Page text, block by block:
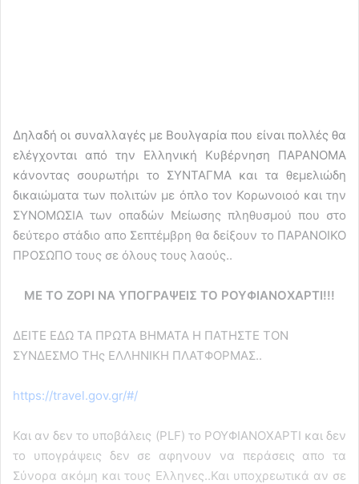
Δηλαδή οι συναλλαγές με Βουλγαρία που είναι πολλές θα
ελέγχονται από την Ελληνική Κυβέρνηση ΠΑΡΑΝΟΜΑ
κάνοντας σουρωτήρι το ΣΥΝΤΑΓΜΑ και τα θεμελιώδη
δικαιώματα των πολιτών με όπλο τον Κορωνοιοό και την
ΣΥΝΟΜΩΣΙΑ των οπαδών Μείωσης πληθυσμού που στο
δεύτερο στάδιο απο Σεπτέμβρη θα δείξουν το ΠΑΡΑΝΟΙΚΟ
ΠΡΟΣΩΠΟ τους σε όλους τους λαούς..
ΜΕ ΤΟ ΖΟΡΙ ΝΑ ΥΠΟΓΡΑΨΕΙΣ ΤΟ ΡΟΥΦΙΑΝΟΧΑΡΤΙ!!!
ΔΕΙΤΕ ΕΔΩ ΤΑ ΠΡΩΤΑ ΒΗΜΑΤΑ Η ΠΑΤΗΣΤΕ ΤΟΝ
ΣΥΝΔΕΣΜΟ ΤΗς ΕΛΛΗΝΙΚΗ ΠΛΑΤΦΟΡΜΑΣ..
https://travel.gov.gr/#/
Και αν δεν το υποβάλεις (PLF) το ΡΟΥΦΙΑΝΟΧΑΡΤΙ και δεν
το υπογράψεις δεν σε αφηνουν να περάσεις απο τα
Σύνορα ακόμη και τους Ελληνες..Και υποχρεωτικά αν σε